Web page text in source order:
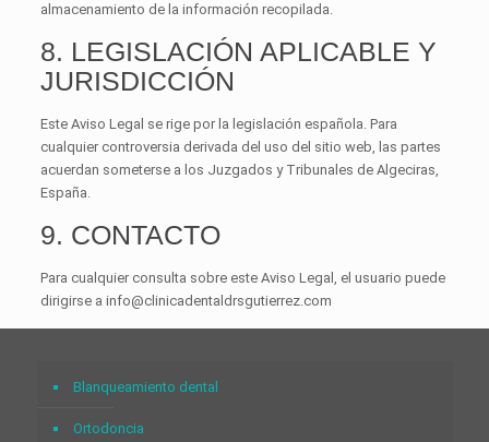
almacenamiento de la información recopilada.
8. LEGISLACIÓN APLICABLE Y
JURISDICCIÓN
Este Aviso Legal se rige por la legislación española. Para
cualquier controversia derivada del uso del sitio web, las partes
acuerdan someterse a los Juzgados y Tribunales de Algeciras,
España.
9. CONTACTO
Para cualquier consulta sobre este Aviso Legal, el usuario puede
dirigirse a info@clinicadentaldrsgutierrez.com
Blanqueamiento dental
Ortodoncia